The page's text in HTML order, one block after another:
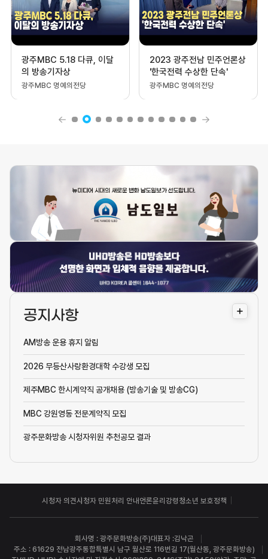
광주MBC 5.18 다큐, 이달
의 방송기자상
광주MBC 명예의전당
2023 광주전남 민주언론상
'한국전력 수상한 단속'
광주MBC 명예의전당
공지사항
AM방송 운용 휴지 알림
2026 무등산사랑환경대학 수강생 모집
제주MBC 한시계약직 공개채용 (방송기술 및 방송CG)
MBC 강원영동 전문계약직 모집
광주문화방송 시청자위원 추천공모 결과
더
시청자 의견시청자 민원처리 안내언론윤리강령 청소년 보호정책
회사명 : 광주문화방송(주)대표자 :김낙곤
주소 : 61629 전남광주통합특별시 남구 월산로 116번길 17(월산동, 광주문화방송)